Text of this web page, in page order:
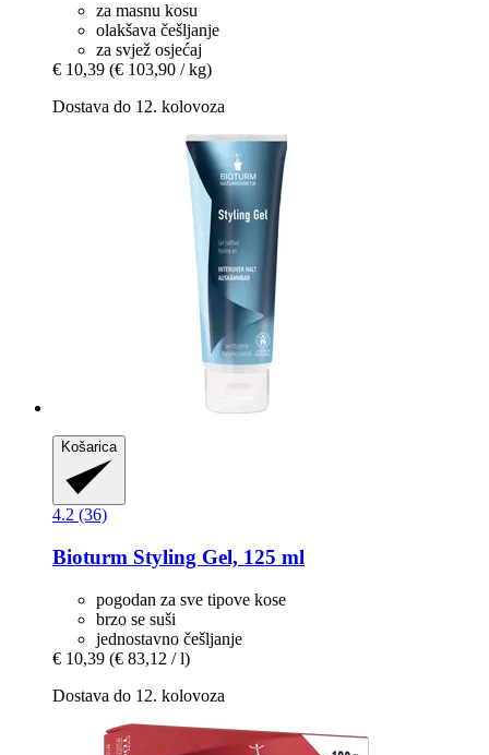
za masnu kosu
olakšava češljanje
za svjež osjećaj
€ 10,39 (€ 103,90 / kg)
Dostava do 12. kolovoza
Košarica
4.2 (36)
Bioturm Styling Gel, 125 ml
pogodan za sve tipove kose
brzo se suši
jednostavno češljanje
€ 10,39 (€ 83,12 / l)
Dostava do 12. kolovoza